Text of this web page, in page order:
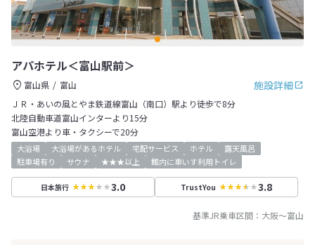
アパホテル＜富山駅前＞
施設詳細
富山県
富山
ＪＲ・あいの風とやま鉄道線富山（南口）駅より徒歩で8分
北陸自動車道富山インターより15分
富山空港より車・タクシーで20分
大浴場 大浴場があるホテル 宅配サービス ホテル
露天風呂
駐車場有り
サウナ ★★★以上 館内に車いす利用トイレ
日本旅行 3.0 TrustYou 3.8
基準JR乗車区間： 大阪～富山